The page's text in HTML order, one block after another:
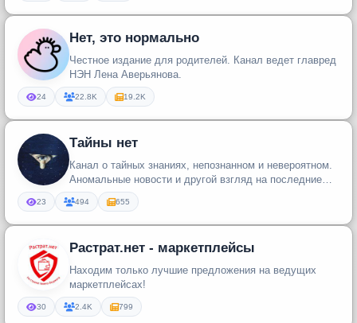
Нет, это нормально
Честное издание для родителей. Канал ведет главред
НЭН Лена Аверьянова.
24 22.8K 19.2K
Тайны нет
Канал о тайных знаниях, непознанном и невероятном.
Аномальные новости и другой взгляд на последние
события в мире.
23 494 655
Растрат.нет - маркетплейсы
Находим только лучшие предложения на ведущих
маркетплейсах!
30 2.4K 799